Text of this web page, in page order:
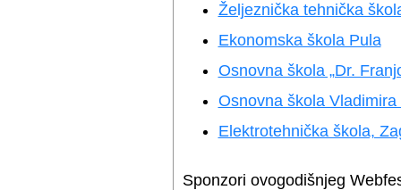
Željeznička tehnička
Ekonomska škola Pula
Osnovna škola „Dr.
Osnovna škola
Elektrotehnička škola,
Sponzori ovogodišnjeg